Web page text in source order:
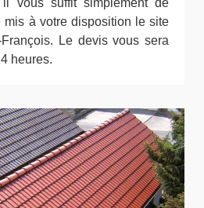
il vous suffit simplement de
mis à votre disposition le site
Le devis vous sera
heures.